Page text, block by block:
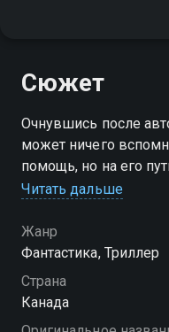
Сюжет
Очнувшись после
может ничего
помощь, но на его
тела
Читать дальше
Жанр
Фантастика, Триллер
Страна
Канада